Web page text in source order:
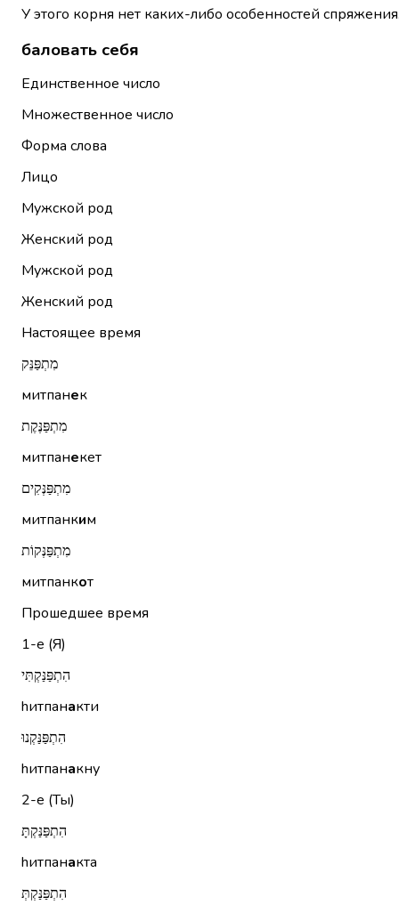
У этого корня нет каких-либо особенностей
баловать себя
Единственное число
Множественное число
Форма слова
Лицо
Мужской род
Женский род
Мужской род
Женский род
Настоящее время
מִתְפַּנֵּק
митпанек
מִתְפַּנֶּקֶת
митпанекет
מִתְפַּנְּקִים
митпанким
מִתְפַּנְּקוֹת
митпанкот
Прошедшее время
1-е (Я)
הִתְפַּנַּקְתִּי
hитпанакти
הִתְפַּנַּקְנוּ
hитпанакну
2-е (Ты)
הִתְפַּנַּקְתָּ
hитпанакта
הִתְפַּנַּקְתְּ